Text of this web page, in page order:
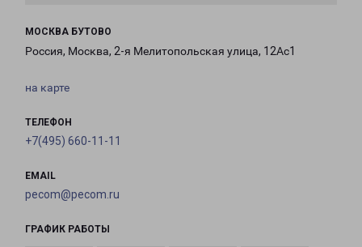
МОСКВА БУТОВО
Россия, Москва, 2-я Мелитопольская улица, 12Ас1
на карте
ТЕЛЕФОН
+7(495) 660-11-11
EMAIL
pecom@pecom.ru
ГРАФИК РАБОТЫ